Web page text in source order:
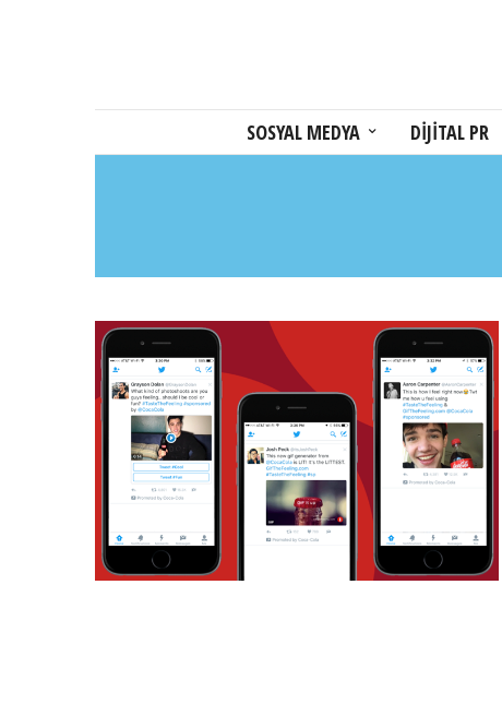
SOSYAL MEDYA DİJİTAL PR